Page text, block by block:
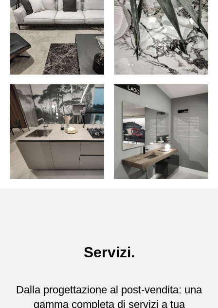
Servizi.
Dalla progettazione al post-vendita: una
gamma completa di servizi a tua